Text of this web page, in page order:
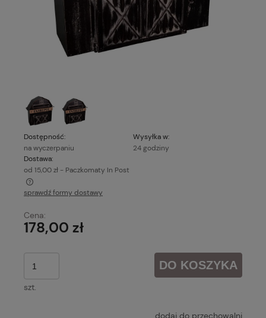
Dostępność:
na wyczerpaniu
Wysyłka w:
24 godziny
Dostawa:
od 15,00 zł - Paczkomaty In Post
Cena nie zawiera ewentualnych kosztów płatności
sprawdź formy dostawy
Cena:
178,00 zł
szt.
DO KOSZYKA